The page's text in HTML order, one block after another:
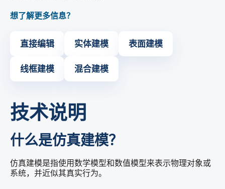
想了解更多信息？
直接编辑 实体建模 表面建模
线框建模 混合建模
技术说明
什么是仿真建模？
仿真建模是指使用数学模型和数值模型来表示物理对象或
系统，并近似其真实行为。